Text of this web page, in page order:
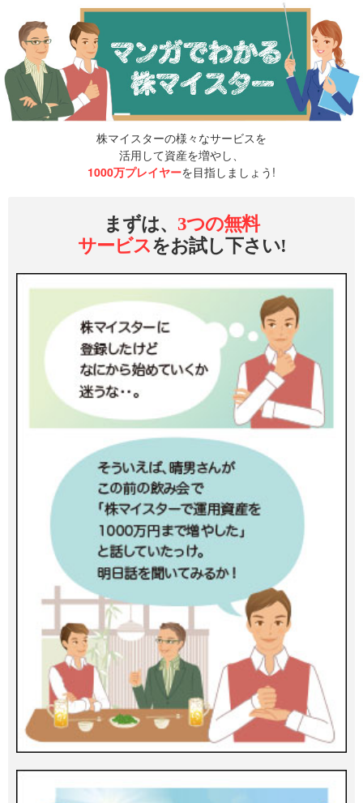
株マイスターの様々なサービスを
活用して資産を増やし、
1000万プレイヤーを目指しましょう!
まずは、 3つの無料
サービスをお試し下さい!